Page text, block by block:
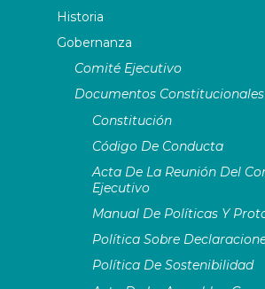
ASSITEJ: lo que Abraham
sentido de pertenencia
ASSITEJ Cameroon
ASSITEJ Canada
ASSITEJ Chile (Te Veo)
ASSITEJ China
ASSITEJ Côte d’Ivoire
Historia
Gobernanza
Comité Ejecutivo
Documentos Constitucionales
Constitución
Código De Conducta
Acta De La Reunión Del
Ejecutivo
Manual De Políticas Y
Política Sobre
Política De Sostenibilidad